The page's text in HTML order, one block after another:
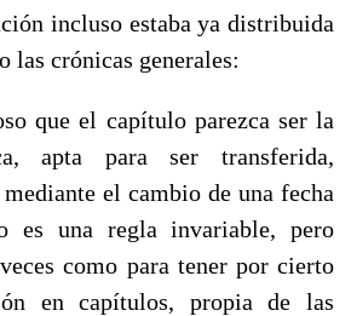
incluso estaba ya distribuida
las crónicas ge­nerales:
que el capítulo parezca ser la
apta para ser transferida,
el cambio de una fecha
es una regla invariable, pero
como para tener por cierto
en capítulos, propia de las